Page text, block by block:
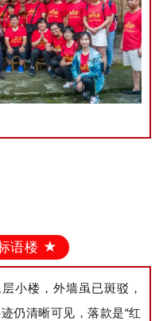
语楼 ★
小楼，外墙虽已斑驳，
仍清晰可见，落款是“红